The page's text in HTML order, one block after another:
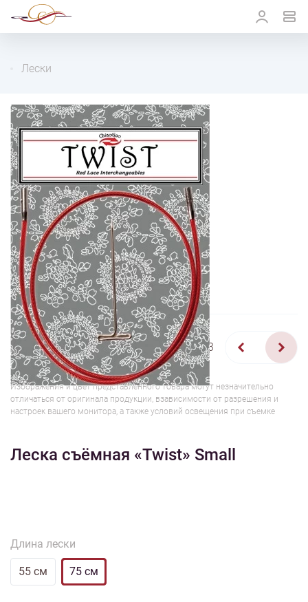
Лески
1/3
Изображения и цвет представленного товара могут незначительно
отличаться от оригинала продукции, взависимости от разрешения и
настроек вашего монитора, а также условий освещения при съемке
Леска съёмная «Twist» Small
Длина лески
55 см 75 см